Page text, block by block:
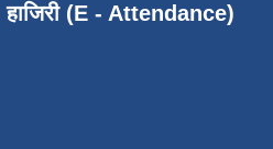
हाजिरी (E - Attendance)